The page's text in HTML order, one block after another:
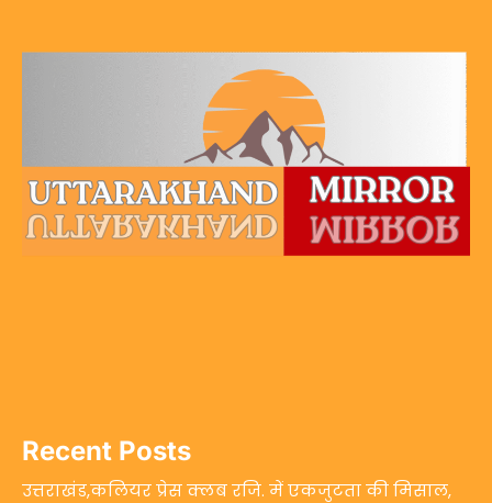
Recent Posts
उत्तराखंड,कलियर प्रेस क्लब रजि. में एकजुटता की मिसाल,